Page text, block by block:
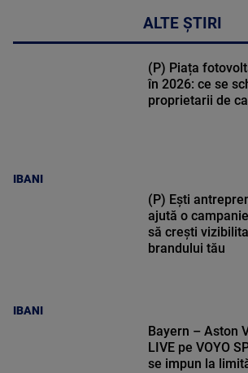
ALTE ȘTIRI
IBANI
(P) Piața
în 2026: ce se
proprietarii de
IBANI
(P) Ești
ajută o
să crești
brandului tău
Bayern – Aston
LIVE pe VOYO
se impun la